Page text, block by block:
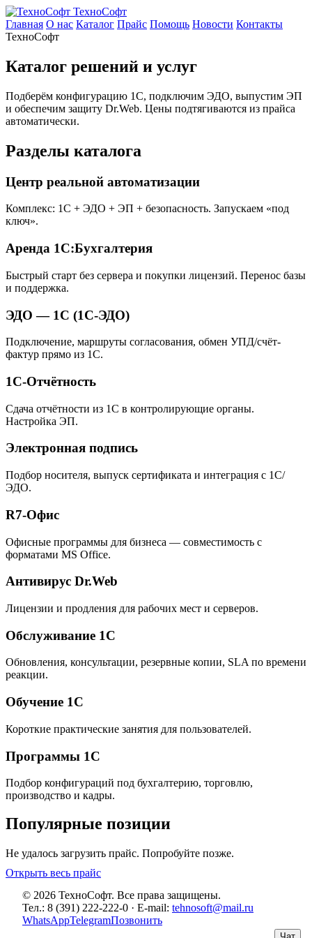
ТехноСофт
Главная О нас Каталог Прайс Помощь Новости Контакты
ТехноСофт
Каталог решений и услуг
Подберём конфигурацию 1С, подключим ЭДО, выпустим ЭП
и обеспечим защиту Dr.Web. Цены подтягиваются из прайса
автоматически.
Разделы каталога
Центр реальной автоматизации
Комплекс: 1С + ЭДО + ЭП + безопасность. Запускаем «под
ключ».
Аренда 1С:Бухгалтерия
Быстрый старт без сервера и покупки лицензий. Перенос базы
и поддержка.
ЭДО — 1С (1С-ЭДО)
Подключение, маршруты согласования, обмен УПД/счёт-
фактур прямо из 1С.
1С-Отчётность
Сдача отчётности из 1С в контролирующие органы.
Настройка ЭП.
Электронная подпись
Подбор носителя, выпуск сертификата и интеграция с 1С/
ЭДО.
R7-Офис
Офисные программы для бизнеса — совместимость с
форматами MS Office.
Антивирус Dr.Web
Лицензии и продления для рабочих мест и серверов.
Обслуживание 1С
Обновления, консультации, резервные копии, SLA по времени
реакции.
Обучение 1С
Короткие практические занятия для пользователей.
Программы 1С
Подбор конфигураций под бухгалтерию, торговлю,
производство и кадры.
Популярные позиции
Не удалось загрузить прайс. Попробуйте позже.
Открыть весь прайс
© 2026 ТехноСофт. Все права защищены.
Тел.: 8 (391) 222-222-0 · E-mail: tehnosoft@mail.ru
WhatsAppTelegramПозвонить